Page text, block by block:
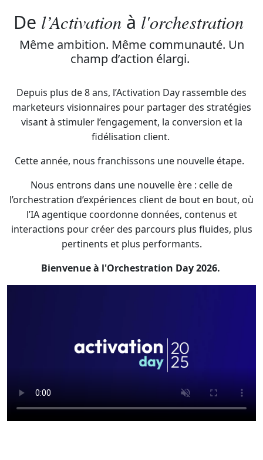
De l’Activation à l'orchestration
Même ambition. Même communauté. Un
champ d’action élargi.
Depuis plus de 8 ans, l’Activation Day rassemble des
marketeurs visionnaires pour partager des stratégies
visant à stimuler l’engagement, la conversion et la
fidélisation client.
Cette année, nous franchissons une nouvelle étape.
Nous entrons dans une nouvelle ère : celle de
l’orchestration d’expériences client de bout en bout, où
l’IA agentique coordonne données, contenus et
interactions pour créer des parcours plus fluides, plus
pertinents et plus performants.
Bienvenue à l'Orchestration Day 2026.